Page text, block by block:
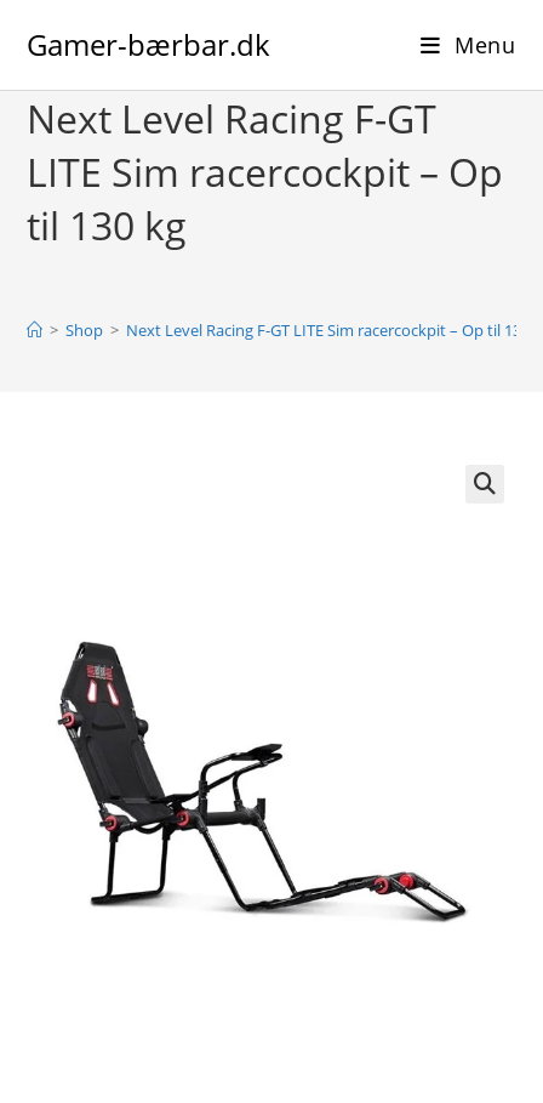
Gamer-bærbar.dk Menu
Next Level Racing F-GT
LITE Sim racercockpit – Op
til 130 kg
> Shop > Next Level Racing F-GT LITE Sim racercockpit – Op til 130